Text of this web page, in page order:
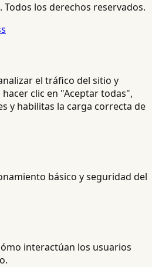
Todos los derechos reservados.
el tráfico del sitio y
clic en "Aceptar todas",
y habilitas la carga correcta de
básico y seguridad del
interactúan los usuarios